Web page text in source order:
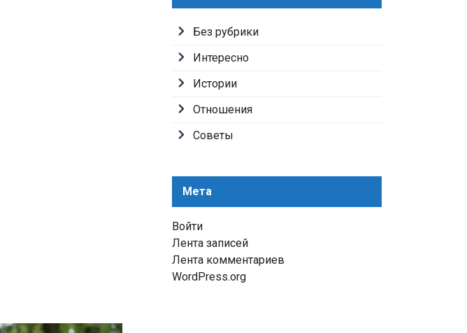
Без рубрики
Интересно
Истории
Отношения
Советы
Мета
Войти
Лента записей
Лента комментариев
WordPress.org